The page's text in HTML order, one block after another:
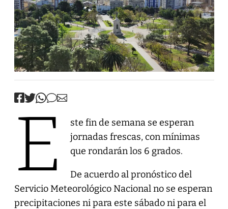
E
ste fin de semana se esperan
jornadas frescas, con mínimas
que rondarán los 6 grados.
De acuerdo al pronóstico del
Servicio Meteorológico Nacional no se esperan
precipitaciones ni para este sábado ni para el